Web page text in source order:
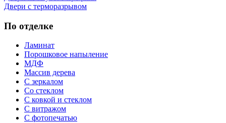
Двери с терморазрывом
По отделке
Ламинат
Порошковое напыление
МДФ
Массив дерева
С зеркалом
Со стеклом
С ковкой и стеклом
С витражом
С фотопечатью